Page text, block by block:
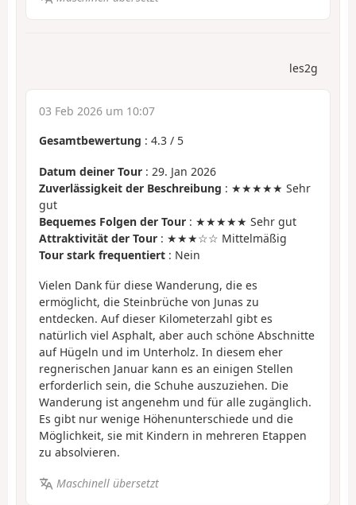
les2g
03 Feb 2026 um 10:07
Gesamtbewertung : 4.3 / 5
Datum deiner Tour : 29. Jan 2026
Zuverlässigkeit der Beschreibung : ★★★★★ Sehr
gut
Bequemes Folgen der Tour : ★★★★★ Sehr gut
Attraktivität der Tour : ★★★☆☆ Mittelmäßig
Tour stark frequentiert : Nein
Vielen Dank für diese Wanderung, die es
ermöglicht, die Steinbrüche von Junas zu
entdecken. Auf dieser Kilometerzahl gibt es
natürlich viel Asphalt, aber auch schöne Abschnitte
auf Hügeln und im Unterholz. In diesem eher
regnerischen Januar kann es an einigen Stellen
erforderlich sein, die Schuhe auszuziehen. Die
Wanderung ist angenehm und für alle zugänglich.
Es gibt nur wenige Höhenunterschiede und die
Möglichkeit, sie mit Kindern in mehreren Etappen
zu absolvieren.
Maschinell übersetzt